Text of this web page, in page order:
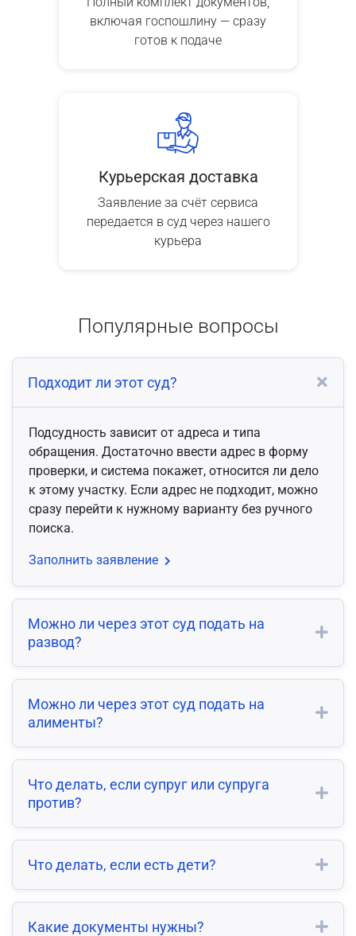
включая госпошлину — сразу
готов к подаче
Курьерская доставка
Заявление за счёт сервиса
передается в суд через нашего
курьера
Популярные вопросы
Подходит ли этот суд?
Подсудность зависит от адреса и типа
обращения. Достаточно ввести адрес в форму
проверки, и система покажет, относится ли дело
к этому участку. Если адрес не подходит, можно
сразу перейти к нужному варианту без ручного
поиска.
Заполнить заявление
Можно ли через этот суд подать на
развод?
Можно ли через этот суд подать на
алименты?
Что делать, если супруг или супруга
против?
Что делать, если есть дети?
Какие документы нужны?